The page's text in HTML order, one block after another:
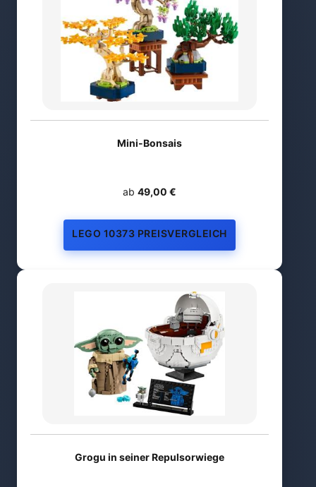
Mini-Bonsais
ab 49,00 €
LEGO 10373 PREISVERGLEICH
Grogu in seiner Repulsorwiege